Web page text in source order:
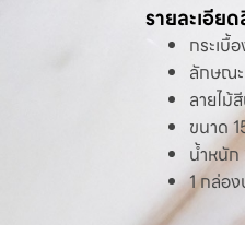
รายละเอีย
กระเบื้
ลักษณะ
ลายไม้
ขนาด
น้ำหนัก
1 กล่อ